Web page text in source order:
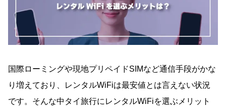
国際ローミングや現地プリペイドSIMなど通信手段がかな
り増えており、レンタルWiFiは最安値とは言えない状況
です。そんな中タイ旅行にレンタルWiFiを選ぶメリット